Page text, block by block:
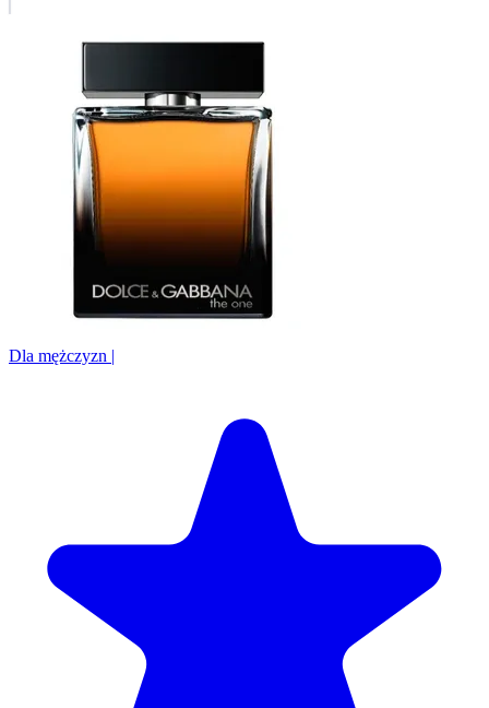
Dla mężczyzn